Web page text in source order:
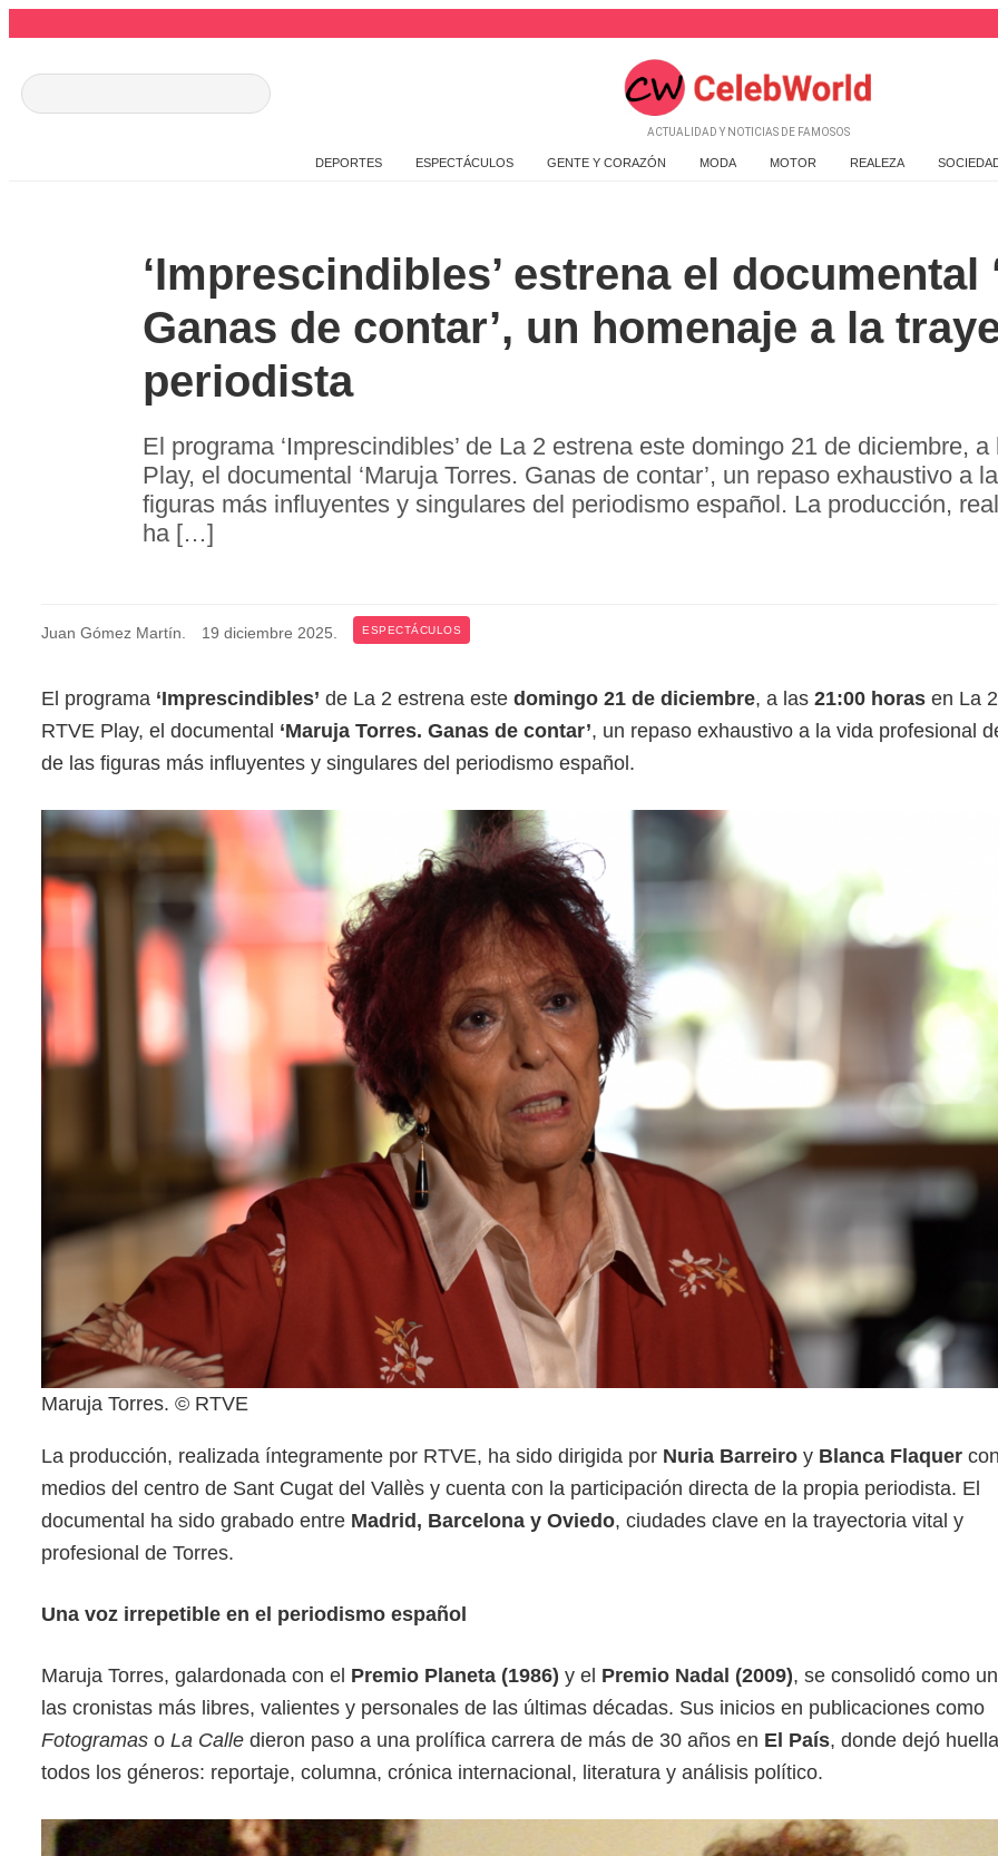
ACTUALIDAD Y NOTICIAS DE FAMOSOS
DEPORTES ESPECTÁCULOS GENTE Y CORAZÓN MODA MOTOR REALEZA
‘Imprescindibles’ estrena el documental
Ganas de contar’, un homenaje a la
periodista
El programa ‘Imprescindibles’ de La 2 estrena este domingo 21 de diciembre,
Play, el documental ‘Maruja Torres. Ganas de contar’, un repaso exhaustivo a
figuras más influyentes y singulares del periodismo español. La producción,
ha […]
Juan Gómez Martín. 19 diciembre 2025. ESPECTÁCULOS
El programa ‘Imprescindibles’ de La 2 estrena este domingo 21 de diciembre, a las 21:00 horas en La
RTVE Play, el documental ‘Maruja Torres. Ganas de contar’, un repaso exhaustivo a la vida profesional
de las figuras más influyentes y singulares del periodismo español.
Maruja Torres. © RTVE
La producción, realizada íntegramente por RTVE, ha sido dirigida por Nuria Barreiro y Blanca Flaquer
medios del centro de Sant Cugat del Vallès y cuenta con la participación directa de la propia periodista. El
documental ha sido grabado entre Madrid, Barcelona y Oviedo, ciudades clave en la trayectoria vital y
profesional de Torres.
Una voz irrepetible en el periodismo español
Maruja Torres, galardonada con el Premio Planeta (1986) y el Premio Nadal (2009), se consolidó como
las cronistas más libres, valientes y personales de las últimas décadas. Sus inicios en publicaciones como
Fotogramas o La Calle dieron paso a una prolífica carrera de más de 30 años en El País, donde dejó
todos los géneros: reportaje, columna, crónica internacional, literatura y análisis político.